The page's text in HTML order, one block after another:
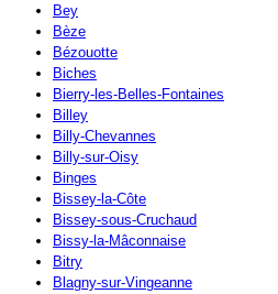
Bey
Bèze
Bézouotte
Biches
Bierry-les-Belles-Fontaines
Billey
Billy-Chevannes
Billy-sur-Oisy
Binges
Bissey-la-Côte
Bissey-sous-Cruchaud
Bissy-la-Mâconnaise
Bitry
Blagny-sur-Vingeanne